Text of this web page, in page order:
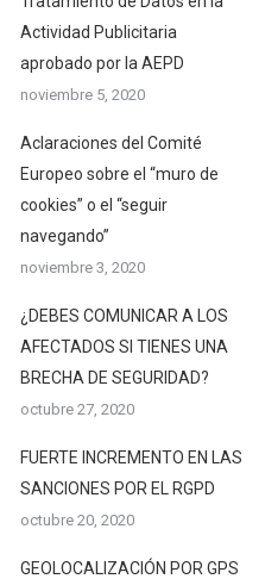
Actividad Publicitaria
aprobado por la AEPD
noviembre 5, 2020
Aclaraciones del Comité
Europeo sobre el “muro de
cookies” o el “seguir
navegando”
noviembre 3, 2020
¿DEBES COMUNICAR A LOS
AFECTADOS SI TIENES UNA
BRECHA DE SEGURIDAD?
octubre 27, 2020
FUERTE INCREMENTO EN LAS
SANCIONES POR EL RGPD
octubre 20, 2020
GEOLOCALIZACIÓN POR GPS